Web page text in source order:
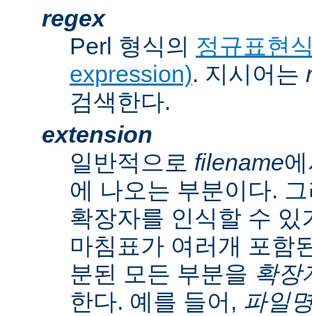
regex
Perl 형식의 정규표현
expression). 지시어는
검색한다.
extension
일반적으로 filename
에 나오는 부분이다.
확장자를 인식할 수
마침표가 여러개 포함
분된 모든 부분을 확장
한다. 예를 들어, 파일